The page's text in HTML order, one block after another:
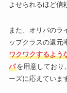
よせられるほど信
また、オリパのラ
ップクラスの還元
ワクワクするよう
パを用意しており
ーズに応えていま